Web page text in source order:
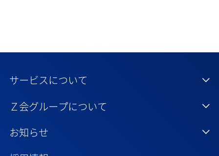
サービスについて
Ｚ会グループについて
お知らせ